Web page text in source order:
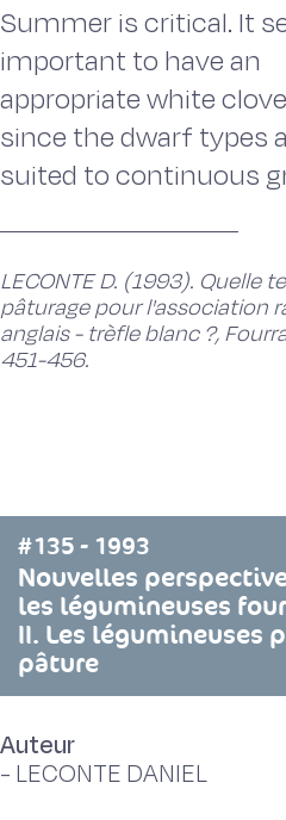
Summer is critical. It
important to have an
appropriate white
since the dwarf types
suited to continuous
LECONTE D. (1993). Quelle
pâturage pour l'association
anglais - trèfle blanc ?,
451-456.
#135 - 1993
Nouvelles
les légumineuses
II. Les légumineuses
pâture
Auteur
- LECONTE DANIEL